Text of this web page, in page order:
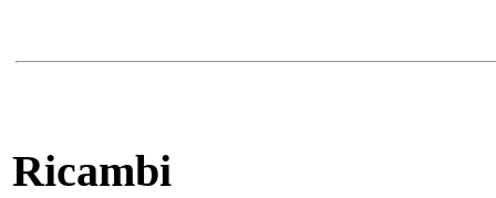
Ricambi